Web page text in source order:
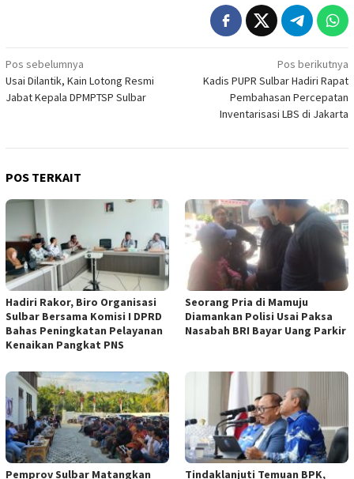
Navigasi
pos
Pos sebelumnya
Usai Dilantik, Kain Lotong Resmi
Jabat Kepala DPMPTSP Sulbar
Pos berikutnya
Kadis PUPR Sulbar Hadiri Rapat
Pembahasan Percepatan
Inventarisasi LBS di Jakarta
POS TERKAIT
Hadiri Rakor, Biro Organisasi
Sulbar Bersama Komisi I DPRD
Bahas Peningkatan Pelayanan
Kenaikan Pangkat PNS
Seorang Pria di Mamuju
Diamankan Polisi Usai Paksa
Nasabah BRI Bayar Uang Parkir
Pemprov Sulbar Matangkan Tindaklanjuti Temuan BPK,